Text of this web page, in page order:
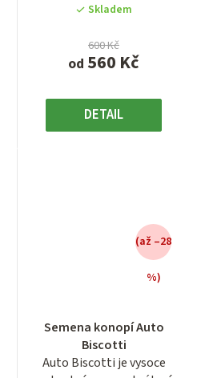
Skladem
od 560 Kč
600 Kč
DETAIL
Semena konopí Auto
Biscotti
Auto Biscotti je vysoce
(až –28
%)